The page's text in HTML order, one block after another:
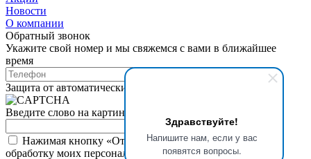
Здравствуйте!
Напишите нам, если у вас
появятся вопросы.
Новости
О компании
Обратный звонок
Укажите свой номер и мы свяжемся с вами в ближайшее
время
Защита от автоматических сообщений
Введите слово на картинке
Нажимая кнопку «Отправить», я даю свое согласие на
обработку моих персональных данных, в соответствии с